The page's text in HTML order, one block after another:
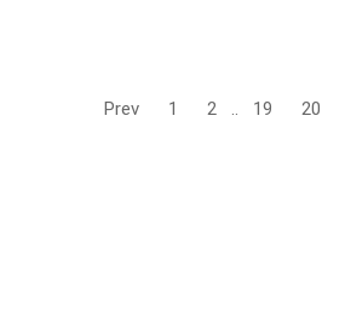
Prev 1 2 .. 19 20